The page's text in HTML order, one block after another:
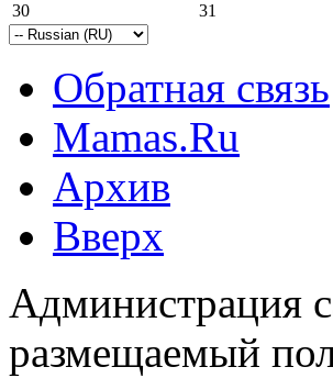
30
31
Обратная связь
Mamas.Ru
Архив
Вверх
Администрация
размещаемый